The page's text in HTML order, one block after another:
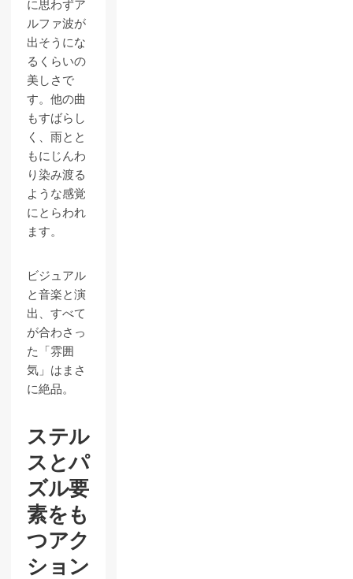
に思わずア
ルファ波が
出そうにな
るくらいの
美しさで
す。他の曲
もすばらし
く、雨とと
もにじんわ
り染み渡る
ような感覚
にとらわれ
ます。
ビジュアル
と音楽と演
出、すべて
が合わさっ
た「雰囲
気」はまさ
に絶品。
ステル
スとパ
ズル要
素をも
つアク
ション